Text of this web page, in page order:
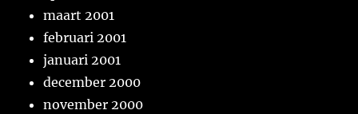
maart 2001
februari 2001
januari 2001
december 2000
november 2000